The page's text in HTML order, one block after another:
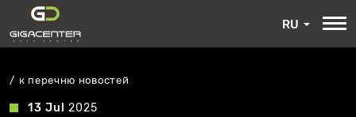
RU
к перечню новостей
13 Jul 2025